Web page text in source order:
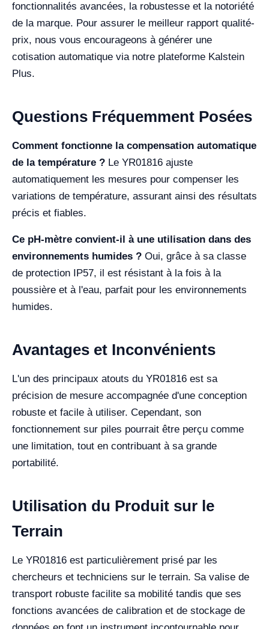
fonctionnalités avancées, la robustesse et la notoriété
de la marque. Pour assurer le meilleur rapport qualité-
prix, nous vous encourageons à générer une
cotisation automatique via notre plateforme Kalstein
Plus.
Questions Fréquemment Posées
Comment fonctionne la compensation automatique
de la température ? Le YR01816 ajuste
automatiquement les mesures pour compenser les
variations de température, assurant ainsi des résultats
précis et fiables.
Ce pH-mètre convient-il à une utilisation dans des
environnements humides ? Oui, grâce à sa classe
de protection IP57, il est résistant à la fois à la
poussière et à l'eau, parfait pour les environnements
humides.
Avantages et Inconvénients
L'un des principaux atouts du YR01816 est sa
précision de mesure accompagnée d'une conception
robuste et facile à utiliser. Cependant, son
fonctionnement sur piles pourrait être perçu comme
une limitation, tout en contribuant à sa grande
portabilité.
Utilisation du Produit sur le
Terrain
Le YR01816 est particulièrement prisé par les
chercheurs et techniciens sur le terrain. Sa valise de
transport robuste facilite sa mobilité tandis que ses
fonctions avancées de calibration et de stockage de